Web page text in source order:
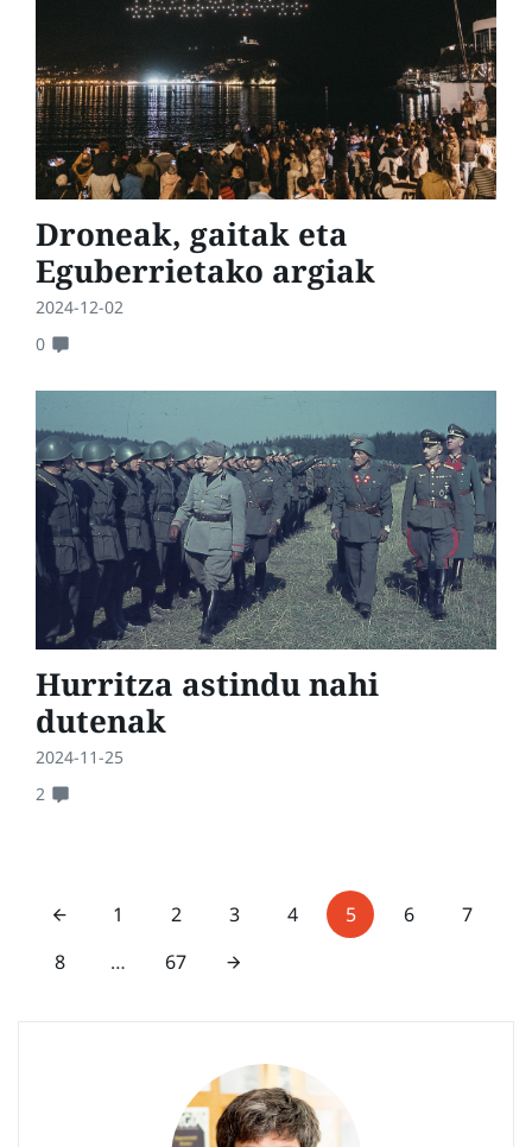
Droneak, gaitak eta
Eguberrietako argiak
2024-12-02
0
Hurritza astindu nahi
dutenak
2024-11-25
2
1 2 3 4 5 6
7
8
… 67